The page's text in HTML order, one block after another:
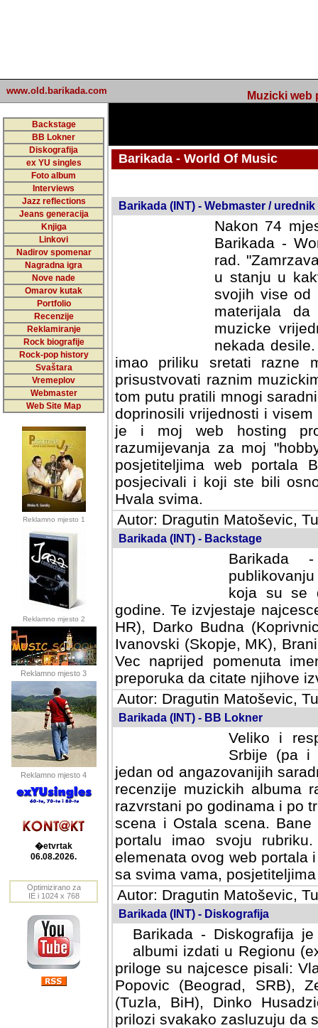
www.old.barikada.com Muzicki web
Backstage
BB Lokner
Diskografija
ex YU singles
Foto album
Interviews
Jazz reflections
Jeans generacija
Knjiga
Linkovi
Nadirov spomenar
Nagradna igra
Nove nade
Omarov kutak
Portfolio
Recenzije
Reklamiranje
Rock biografije
Rock-pop history
Svaštara
Vremeplov
Webmaster
Web Site Map
Reklamno mjesto 1
Reklamno mjesto 2
Reklamno mjesto 3
Reklamno mjesto 4
�etvrtak
06.08.2026.
Optimizirano za
IE i 1024 x 768
Barikada - World Of Music
Barikada (INT) - Webmaster / urednik
Nakon 74
Barikada -
rad.
u stanju u
svojih vise od
materijala
muzicke
nekada
imao priliku sretati razne
prisustvovati raznim
tom putu pratili mnogi
doprinosili vrijednosti i
je i moj web hosting
razumijevanja za moj
posjetiteljima web portala
posjecivali i koji ste bili
Hvala svima.
Autor: Dragutin Matoševic,
Barikada (INT) - Backstage
Barikada
koja su se
godine. Te izvjestaje
HR), Darko Budna
Ivanovski (Skopje, MK),
Vec naprijed pomenuta
preporuka da citate njihove
Autor: Dragutin Matoševic,
Barikada (INT) - BB Lokner
Veliko i
Srbije (pa i
jedan od angazovanijih
recenzije muzickih albuma
razvrstani po godinama i po
scena i Ostala scena.
portalu imao svoju
elemenata ovog web portala
sa svima vama,
Autor: Dragutin Matoševic,
Barikada (INT) - Diskografija
Barikada - Diskografija
albumi izdati u Regionu
priloge su najcesce pisali:
Popovic (Beograd, SRB),
(Tuzla, BiH), Dinko
prilozi svakako zasluzuju da